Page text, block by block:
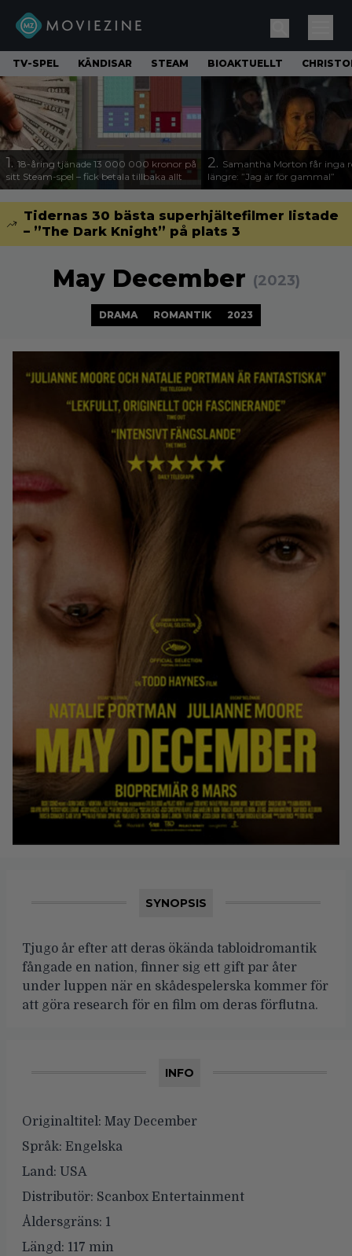
TV-SPEL KÄNDISAR STEAM BIOAKTUELLT
1. 18-åring tjänade 13 000 000 kronor på
sitt Steam-spel – fick betala tillbaka allt
2. Samantha Morton får inga
längre: ”Jag är för gammal”
Tidernas 30 bästa superhjältefilmer listade
– ”The Dark Knight” på plats 3
May December (2023)
DRAMA ROMANTIK 2023
SYNOPSIS
Tjugo år efter att deras ökända tabloidromantik
fångade en nation, finner sig ett gift par åter
under luppen när en skådespelerska kommer för
att göra research för en film om deras förflutna.
INFO
Originaltitel: May December
Språk: Engelska
Land: USA
Distributör: Scanbox Entertainment
Åldersgräns: 1
Längd: 117 min